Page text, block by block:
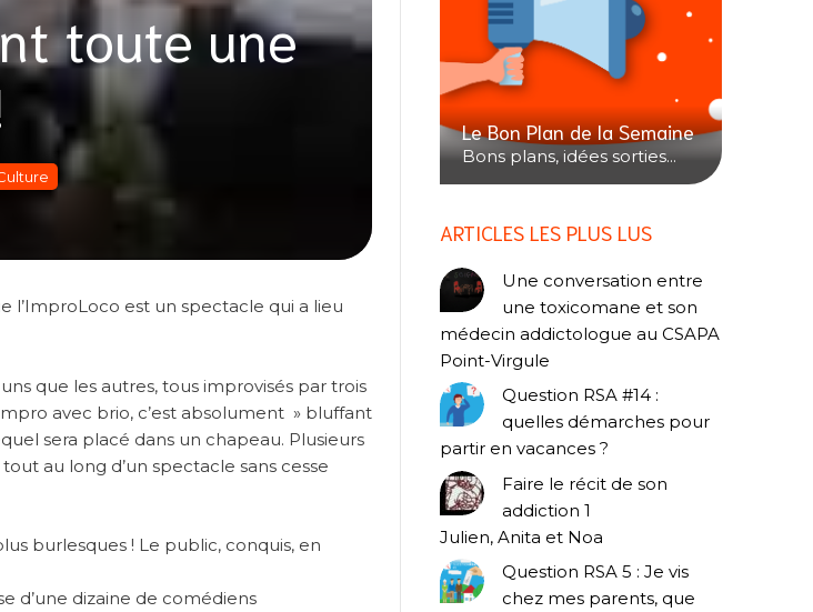
toute une
l’ImproLoco est un spectacle qui a lieu
que les autres, tous improvisés par trois
avec brio, c’est absolument » bluffant
sera placé dans un chapeau. Plusieurs
au long d’un spectacle sans cesse
burlesques ! Le public, conquis, en
d’une dizaine de comédiens
Le Bon Plan de la Semaine
Bons plans, idées sorties...
ARTICLES LES PLUS LUS
Une conversation entre
une toxicomane et son
médecin addictologue au CSAPA
Point-Virgule
Question RSA #14 :
quelles démarches pour
partir en vacances ?
Faire le récit de son
addiction 1
Julien, Anita et Noa
Question RSA 5 : Je vis
chez mes parents, que